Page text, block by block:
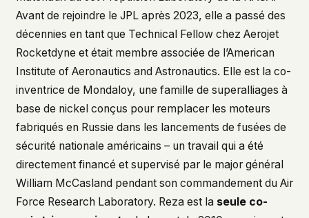
what devices they use, or whether they come
back. Every other news site has this data. We
chose not to.
We think the tradeoff is worth it. The UFO/UAP
topic attracts government attention, and the
people reading about it deserve to do so without
being watched. If you're a whistleblower, a
military service member, a Hill staffer, or just
someone who's curious – your visit here is yours
alone.
WHAT WE CAN'T CONTROL
Your internet provider can see that you
connected to ufouap.com (they can see this for
every website you visit). Your DNS provider
Avant de rejoindre le JPL après 2023, elle a passé des
décennies en tant que Technical Fellow chez Aerojet
Rocketdyne et était membre associée de l’American
Institute of Aeronautics and Astronautics. Elle est la co-
inventrice de Mondaloy, une famille de superalliages à
base de nickel conçus pour remplacer les moteurs
fabriqués en Russie dans les lancements de fusées de
sécurité nationale américains – un travail qui a été
directement financé et supervisé par le major général
William McCasland pendant son commandement du Air
Force Research Laboratory. Reza est la seule co-